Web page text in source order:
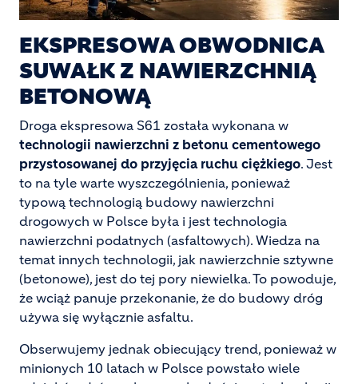
EKSPRESOWA OBWODNICA
SUWAŁK Z NAWIERZCHNIĄ
BETONOWĄ
Droga ekspresowa S61 została wykonana w
technologii nawierzchni z betonu cementowego
przystosowanej do przyjęcia ruchu ciężkiego. Jest
to na tyle warte wyszczególnienia, ponieważ
typową technologią budowy nawierzchni
drogowych w Polsce była i jest technologia
nawierzchni podatnych (asfaltowych). Wiedza na
temat innych technologii, jak nawierzchnie sztywne
(betonowe), jest do tej pory niewielka. To powoduje,
że wciąż panuje przekonanie, że do budowy dróg
używa się wyłącznie asfaltu.
Obserwujemy jednak obiecujący trend, ponieważ w
minionych 10 latach w Polsce powstało wiele